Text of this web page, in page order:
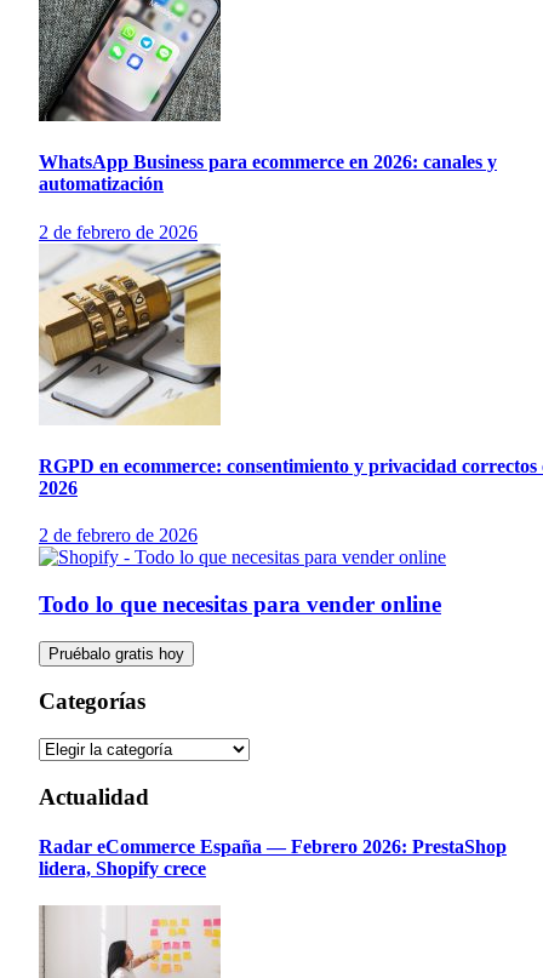
WhatsApp Business para ecommerce en 2026: canales y
automatización
2 de febrero de 2026
RGPD en ecommerce: consentimiento y privacidad correctos
2026
2 de febrero de 2026
Todo lo que necesitas para vender online
Pruébalo gratis hoy
Categorías
Actualidad
Radar eCommerce España — Febrero 2026: PrestaShop
lidera, Shopify crece